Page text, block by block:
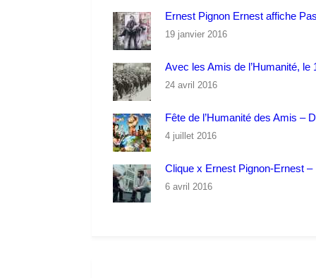
Ernest Pignon Ernest affiche
19 janvier 2016
Avec les Amis de l’Humanité, le
24 avril 2016
Fête de l’Humanité des Amis –
4 juillet 2016
Clique x Ernest Pignon-Ernest
6 avril 2016